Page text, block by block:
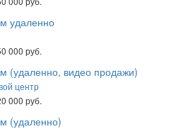
удаленно
000 руб.
(удаленно, видео продажи)
центр
000 руб.
(удаленно)